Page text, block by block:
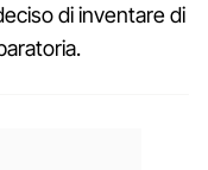
di inventare di